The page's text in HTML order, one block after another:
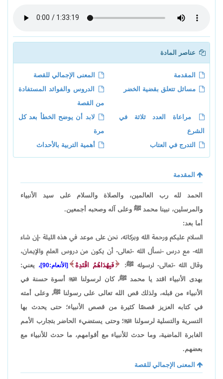
عناصر المادة
المقدمة
المعنى الإجمالي للقصة
مسائل تتعلق بقضية الخضر
الدروس والفوائد المستفادة
من القصة
مراعاة العدد ثلاثة في
الشرع
لابد أن يوضح الخطأ بعد كل
مرة
التدرج في العتاب
أهمية التربية بالأحداث
المقدمة
الحمد لله رب العالمين، والصلاة والسلام على سيد الأنبياء
والمرسلين، نبينا محمد ﷺ وعلى آله وصحبه أجمعين.
أما بعد:
السلام عليكم ورحمة الله وبركاته، نحن على موعد في هذه الليلة -إن شاء
الله- مع درس -نسأل الله -تعالى- أن يكون من دروس العلم والإيمان،
وقال الله -تعالى- لرسوله ﷺ:
فَبِهُدَاهُمُ اقْتَدِهْ [الأنعام:90]،
يعني:
بهدى الأنبياء اقتد يا محمد ﷺ، كان لرسولنا أسوة حسنة في
الأنبياء من قبله، ولذلك قص الله تعالى على رسولنا ﷺ، وعلى أمته
في كتابه العزيز قصصًا كثيرة من قصص الأنبياء؛ حتى يحدث بها
التسرية والتسلية لرسولنا ؛ وحتى يستضيء الحاضر بتجارب الأمم
الغابرة الماضية، وما حدث للأنبياء مع أقوامهم، ما حدث للأنبياء مع
بعضهم.
المعنى الإجمالي للقصة